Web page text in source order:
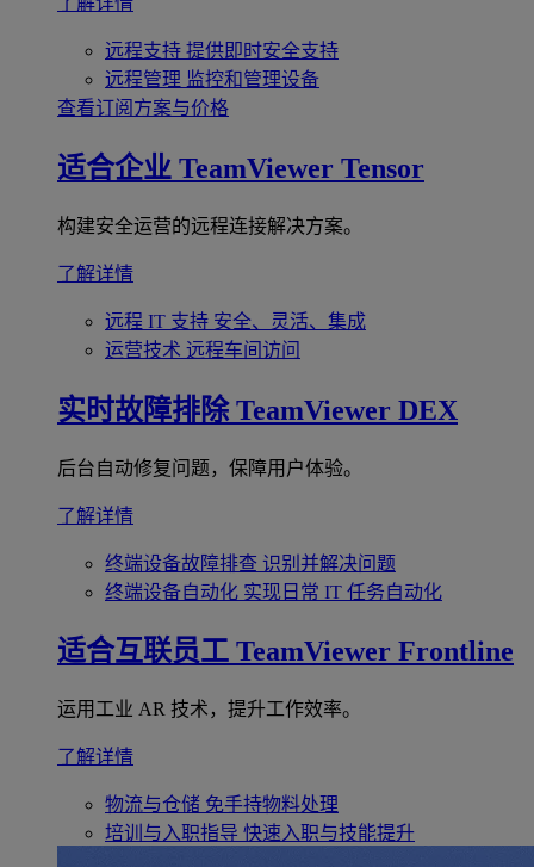
远程支持 提供即时安全支持
远程管理 监控和管理设备
查看订阅方案与价格
适合企业 TeamViewer Tensor
构建安全运营的远程连接解决方案。
了解详情
远程 IT 支持 安全、灵活、集成
运营技术 远程车间访问
实时故障排除 TeamViewer DEX
后台自动修复问题，保障用户体验。
了解详情
终端设备故障排查 识别并解决问题
终端设备自动化 实现日常 IT 任务自动化
适合互联员工 TeamViewer Frontline
运用工业 AR 技术，提升工作效率。
了解详情
物流与仓储 免手持物料处理
培训与入职指导 快速入职与技能提升